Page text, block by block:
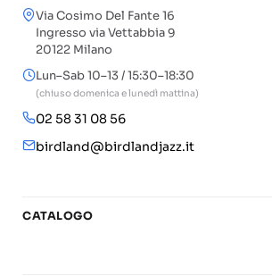
Via Cosimo Del Fante 16
Ingresso via Vettabbia 9
20122 Milano
Lun–Sab 10–13 / 15:30–18:30
(chiuso domenica e lunedì mattina)
02 58 31 08 56
birdland@birdlandjazz.it
CATALOGO